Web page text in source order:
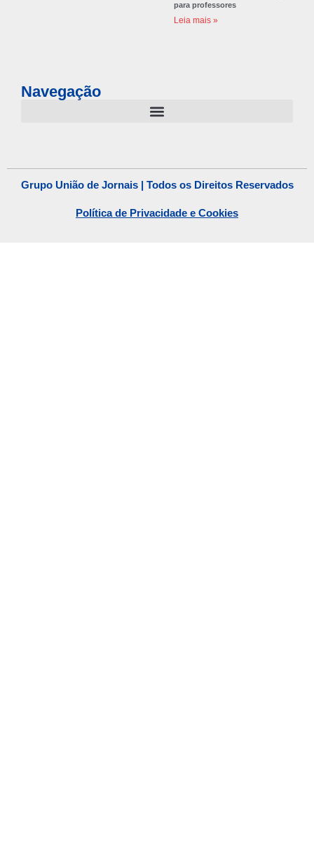
para professores
Leia mais »
Navegação
Grupo União de Jornais | Todos os Direitos Reservados
Política de Privacidade e Cookies